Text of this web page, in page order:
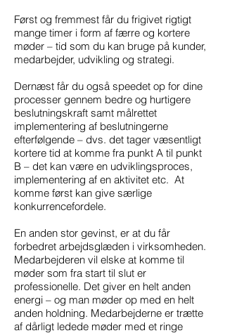
Først og fremmest får du frigivet rigtigt
mange timer i form af færre og kortere
møder – tid som du kan bruge på kunder,
medarbejder, udvikling og strategi.
Dernæst får du også speedet op for dine
processer gennem bedre og hurtigere
beslutningskraft samt målrettet
implementering af beslutningerne
efterfølgende – dvs. det tager væsentligt
kortere tid at komme fra punkt A til punkt
B – det kan være en udviklingsproces,
implementering af en aktivitet etc. At
komme først kan give særlige
konkurrencefordele.
En anden stor gevinst, er at du får
forbedret arbejdsglæden i virksomheden.
Medarbejderen vil elske at komme til
møder som fra start til slut er
professionelle. Det giver en helt anden
energi – og man møder op med en helt
anden holdning. Medarbejderne er trætte
af dårligt ledede møder med et ringe